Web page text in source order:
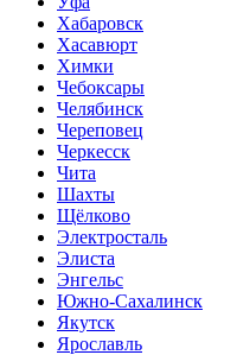
Хабаровск
Хасавюрт
Химки
Чебоксары
Челябинск
Череповец
Черкесск
Чита
Шахты
Щёлково
Электросталь
Элиста
Энгельс
Южно-Сахалинск
Якутск
Ярославль